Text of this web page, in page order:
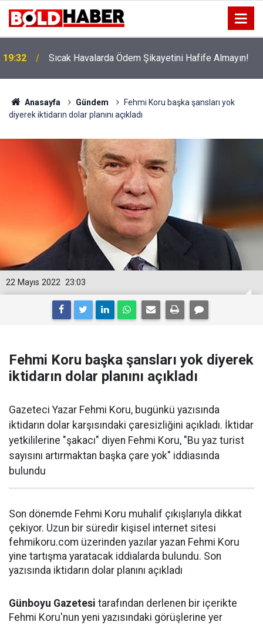
19:32 Sıcak Havalarda Ödem Şikayetini Hafife Almayın!
Anasayfa Gündem
Fehmi Koru başka şansları yok
diyerek iktidarın dolar planını açıkladı
23:03
22 Mayıs 2022
Fehmi Koru başka şansları yok diyerek
iktidarın dolar planını açıkladı
Gazeteci Yazar Fehmi Koru, bugünkü yazısında
iktidarın dolar karşısındaki çaresizliğini açıkladı. İktidar
yetkililerine "şakacı" diyen Fehmi Koru, "Bu yaz turist
sayısını artırmaktan başka çare yok" iddiasında
bulundu
Son dönemde Fehmi Koru muhalif çıkışlarıyla dikkat
çekiyor. Uzun bir süredir kişisel internet sitesi
fehmikoru.com üzerinden yazılar yazan Fehmi Koru
yine tartışma yaratacak iddialarda bulundu. Son
yazısında iktidarın dolar planını açıkladı
Günboyu Gazetesi tarafından derlenen bir içerikte
Fehmi Koru'nun yeni yazısındaki görüşlerine yer